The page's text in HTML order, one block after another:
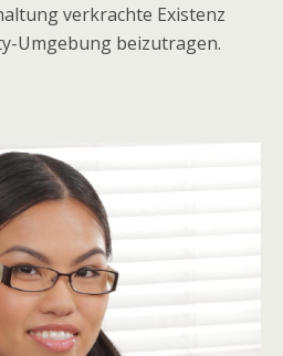
verkrachte Existenz
Umgebung beizutragen.